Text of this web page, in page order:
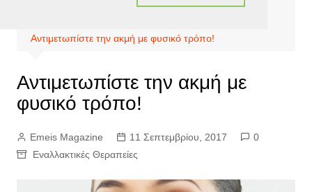
Ποιότητα Ζωής
Αντιμετωπίστε την ακμή με φυσικό τρόπο!
Αντιμετωπίστε την ακμή με
φυσικό τρόπο!
Emeis Magazine 11 Σεπτεμβρίου, 2017
0
Εναλλακτικές Θεραπείες